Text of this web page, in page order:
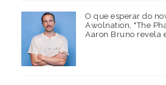
O que esperar do
Awolnation, "The
Aaron Bruno revela